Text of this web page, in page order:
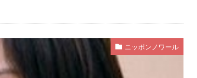
ニッポンノワール